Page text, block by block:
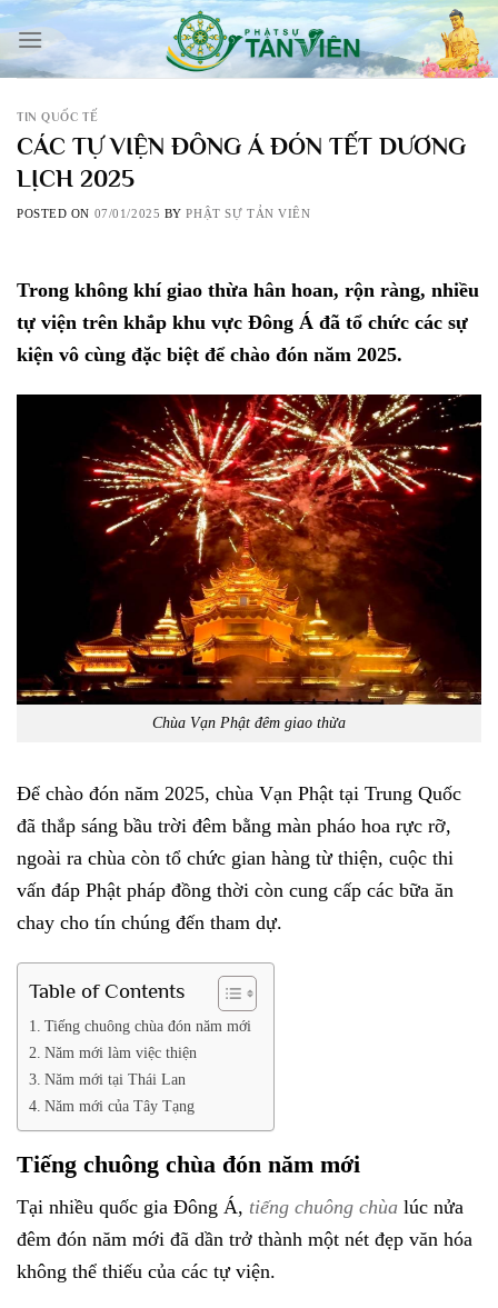
Skip
content
TIN QUỐC TẾ
CÁC TỰ VIỆN ĐÔNG Á ĐÓN TẾT DƯƠNG
LỊCH 2025
POSTED ON 07/01/2025 BYPHẬT SỰ TẢN VIÊN
Trong không khí giao thừa hân hoan, rộn ràng, nhiều
tự viện trên khắp khu vực Đông Á đã tổ chức các sự
kiện vô cùng đặc biệt để chào đón năm 2025.
Chùa Vạn Phật đêm giao thừa
Để chào đón năm 2025, chùa Vạn Phật tại Trung Quốc
đã thắp sáng bầu trời đêm bằng màn pháo hoa rực rỡ,
ngoài ra chùa còn tổ chức gian hàng từ thiện, cuộc thi
vấn đáp Phật pháp đồng thời còn cung cấp các bữa ăn
chay cho tín chúng đến tham dự.
Table of Contents
Tiếng chuông chùa đón năm mới
Năm mới làm việc thiện
Năm mới tại Thái Lan
Năm mới của Tây Tạng
Tiếng chuông chùa đón năm mới
Tại nhiều quốc gia Đông Á, tiếng chuông chùa lúc nửa
đêm đón năm mới đã dần trở thành một nét đẹp văn hóa
không thể thiếu của các tự viện.